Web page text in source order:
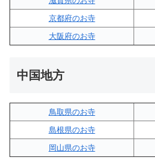
京都府のお寺
大阪府のお寺
中国地方
鳥取県のお寺
島根県のお寺
岡山県のお寺